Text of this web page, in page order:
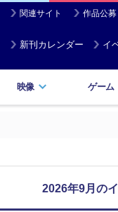
関連サイト 作品公募
新刊カレンダー イ
映像 ゲーム
2026年9月の